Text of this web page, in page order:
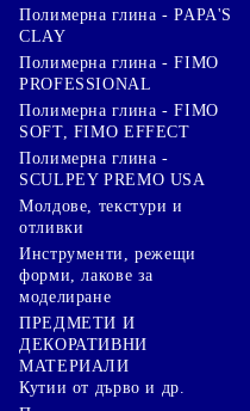
Полимерна глина - PAPA'S
CLAY
Полимерна глина - FIMO
PROFESSIONAL
Полимерна глина - FIMO
SOFT, FIMO EFFECT
Полимерна глина -
SCULPEY PREMO USA
Молдове, текстури и
отливки
Инструменти, режещи
форми, лакове за
моделиране
ПРЕДМЕТИ И
ДЕКОРАТИВНИ
МАТЕРИАЛИ
Кутии от дърво и др.